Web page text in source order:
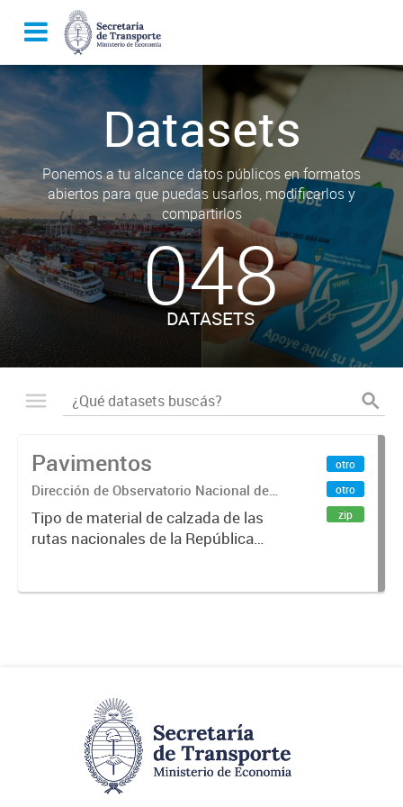
Datasets
Ponemos a tu alcance datos públicos en formatos
abiertos para que puedas usarlos, modificarlos y
compartirlos
048
DATASETS
Pavimentos
Dirección de Observatorio Nacional de
Transporte
Tipo de material de calzada de las
rutas nacionales de la República
2019.
otro
otro
zip